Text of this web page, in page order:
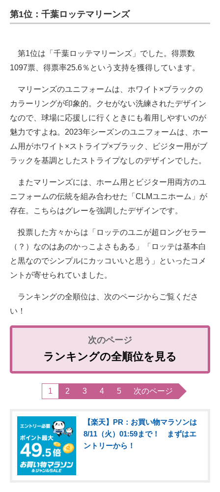
第1位：千葉ロッテマリーンズ
第1位は「千葉ロッテマリーンズ」でした。得票数
1097票、得票率25.6％という支持を獲得しています。
マリーンズのユニフォームは、ホワイト×ブラックの
カラーリングが印象的。クセがない洗練されたデザイン
なので、球場に応援しに行くときにも着用しやすいのが
魅力ですよね。2023年シーズンのユニフォームは、ホー
ム用がホワイト×ストライプ×ブラック、ビジター用がブ
ラックを基調としたストライプなしのデザインでした。
またマリーンズには、ホーム用とビジター用両方のユ
ニフォームの伝統を組み合わせた「CLMユニホーム」が
存在。こちらはグレーを強調したデザインです。
投票した方々からは「ロッテのユニが超ロングセラー
（？）なのはあのかっこよさもある」「ロッテは基本白
と黒なのでシンプルにカッコいいと思う」といったコメ
ントが寄せられていました。
ランキングの全順位は、次のページからご覧くださ
い！
ランキングの全順位を見る
1 2 3 4 5 次のページ
【楽天】PR：お買い物マラソンは
8/11（火）01:59まで！ まずはエ
ントリーから！